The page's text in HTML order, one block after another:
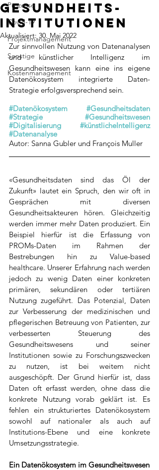
Prozesse
Covid-19
Projektmanagement
Sonstige
Kostenmanagement
Gesundheits-
institutionen
Aktualisiert: 30. Mai 2022
Zur sinnvollen Nutzung von Datenanalysen
und künstlicher Intelligenz im
Gesundheitswesen kann eine ins eigene
Datenökosystem integrierte Daten-
Strategie erfolgsversprechend sein.
#Datenökosystem
#Gesundheitsdaten
#Strategie
#Gesundheitswesen
#Digitalisierung
#künstlicheIntelligenz
#Datenanalyse
Autor: Sanna Gubler und François Muller
«Gesundheitsdaten sind das Öl der
Zukunft» lautet ein Spruch, den wir oft in
Gesprächen mit diversen
Gesundheitsakteuren hören. Gleichzeitig
werden immer mehr Daten produziert. Ein
Beispiel hierfür ist die Erfassung von
PROMs-Daten im Rahmen der
Bestrebungen hin zu Value-based
healthcare. Unserer Erfahrung nach werden
jedoch zu wenig Daten einer konkreten
primären, sekundären oder tertiären
Nutzung zugeführt. Das Potenzial, Daten
zur Verbesserung der medizinischen und
pflegerischen Betreuung von Patienten, zur
verbesserten Steuerung des
Gesundheitswesens und seiner
Institutionen sowie zu Forschungszwecken
zu nutzen, ist bei weitem nicht
ausgeschöpft. Der Grund hierfür ist, dass
Daten oft erfasst werden, ohne dass die
konkrete Nutzung vorab geklärt ist. Es
fehlen ein strukturiertes Datenökosystem
sowohl auf nationaler als auch auf
Institutions-Ebene und eine konkrete
Umsetzungsstrategie.
Ein Datenökosystem im Gesundheitswesen